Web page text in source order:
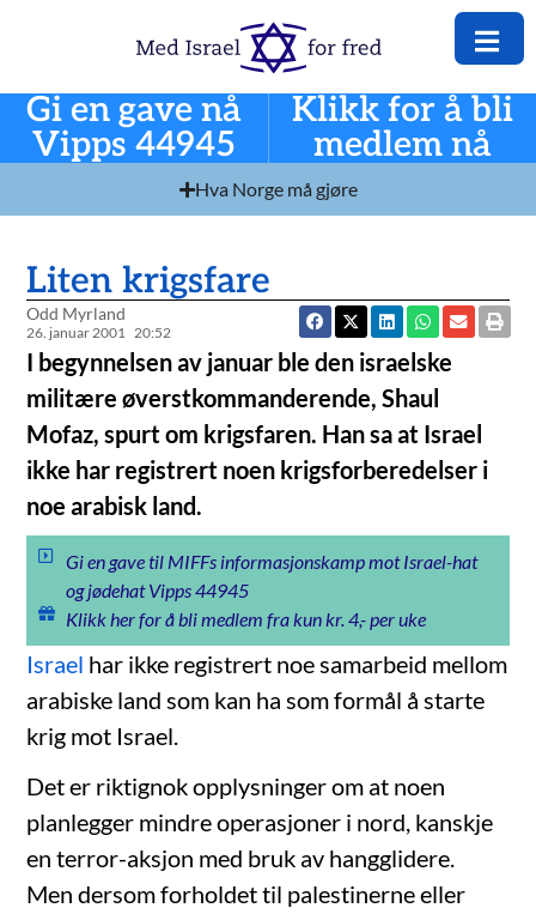
Gi en gave nå
Vipps 44945
Klikk for å bli
medlem nå
Hva Norge må gjøre
Liten krigsfare
Odd Myrland
26. januar 2001 20:52
I begynnelsen av januar ble den israelske
militære øverstkommanderende, Shaul
Mofaz, spurt om krigsfaren. Han sa at Israel
ikke har registrert noen krigsforberedelser i
noe arabisk land.
Gi en gave til MIFFs informasjonskamp mot Israel-hat
og jødehat Vipps 44945
Klikk her for å bli medlem fra kun kr. 4,- per uke
Israel har ikke registrert noe samarbeid mellom
arabiske land som kan ha som formål å starte
krig mot Israel.
Det er riktignok opplysninger om at noen
planlegger mindre operasjoner i nord, kanskje
en terror-aksjon med bruk av hangglidere.
Men dersom forholdet til palestinerne eller